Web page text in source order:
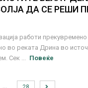
ДА СЕ РЕШИ
работи
во реката Дрина во
Сек ...
Повеќе